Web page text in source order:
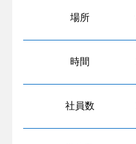
場所
時間
社員数